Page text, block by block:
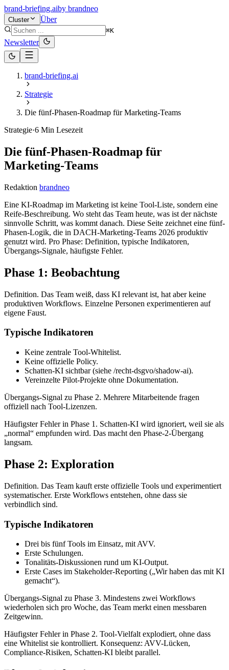
brand-briefing.aiby brandneo
Cluster Über
⌘K
Newsletter
brand-briefing.ai
Strategie
Die fünf-Phasen-Roadmap für Marketing-Teams
Strategie·6 Min Lesezeit
Die fünf-Phasen-Roadmap für
Marketing-Teams
Redaktion brandneo
Eine KI-Roadmap im Marketing ist keine Tool-Liste, sondern eine
Reife-Beschreibung. Wo steht das Team heute, was ist der nächste
sinnvolle Schritt, was kommt danach. Diese Seite zeichnet eine fünf-
Phasen-Logik, die in DACH-Marketing-Teams 2026 produktiv
genutzt wird. Pro Phase: Definition, typische Indikatoren,
Übergangs-Signale, häufigste Fehler.
Phase 1: Beobachtung
Definition. Das Team weiß, dass KI relevant ist, hat aber keine
produktiven Workflows. Einzelne Personen experimentieren auf
eigene Faust.
Typische Indikatoren
Keine zentrale Tool-Whitelist.
Keine offizielle Policy.
Schatten-KI sichtbar (siehe /recht-dsgvo/shadow-ai).
Vereinzelte Pilot-Projekte ohne Dokumentation.
Übergangs-Signal zu Phase 2. Mehrere Mitarbeitende fragen
offiziell nach Tool-Lizenzen.
Häufigster Fehler in Phase 1. Schatten-KI wird ignoriert, weil sie als
„normal“ empfunden wird. Das macht den Phase-2-Übergang
langsam.
Phase 2: Exploration
Definition. Das Team kauft erste offizielle Tools und experimentiert
systematischer. Erste Workflows entstehen, ohne dass sie
verbindlich sind.
Typische Indikatoren
Drei bis fünf Tools im Einsatz, mit AVV.
Erste Schulungen.
Tonalitäts-Diskussionen rund um KI-Output.
Erste Cases im Stakeholder-Reporting („Wir haben das mit KI
gemacht“).
Übergangs-Signal zu Phase 3. Mindestens zwei Workflows
wiederholen sich pro Woche, das Team merkt einen messbaren
Zeitgewinn.
Häufigster Fehler in Phase 2. Tool-Vielfalt explodiert, ohne dass
eine Whitelist sie kontrolliert. Konsequenz: AVV-Lücken,
Compliance-Risiken, Schatten-KI bleibt parallel.